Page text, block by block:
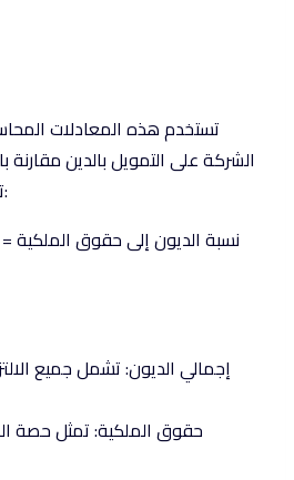
تستخدم هذه المعادلات
الشركة على التمويل بالدين مقارنة
تتمثل هذه المعادلة في:
نسبة الديون إلى حقوق
إجمالي الديون: تشمل جميع
حقوق الملكية: تمثل حصة